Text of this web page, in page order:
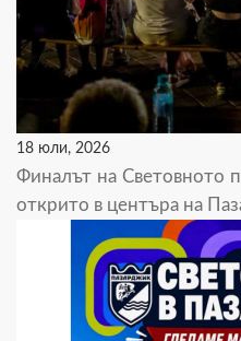
18 юли, 2026
Финалът на Световното
открито в центъра на